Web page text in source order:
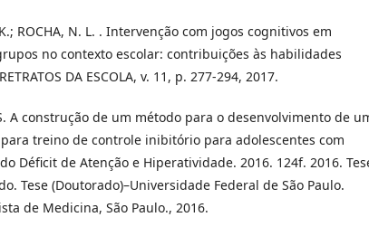
ROCHA, N. L. . Intervenção com jogos cognitivos em
no contexto escolar: contribuições às habilidades
DA ESCOLA, v. 11, p. 277-294, 2017.
S. A construção de um método para o desenvolvimento de
treino de controle inibitório para adolescentes com
Déficit de Atenção e Hiperatividade. 2016. 124f. 2016.
Tese (Doutorado)–Universidade Federal de São Paulo.
de Medicina, São Paulo., 2016.